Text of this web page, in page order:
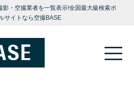
影・空撮業者を一覧表示!全国最大級検索ポ
サイトなら空撮BASE